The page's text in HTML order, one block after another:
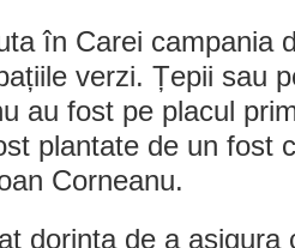
în Carei campania
verzi. Țepii sau
au fost pe placul
plantate de un fost
Corneanu.
dorința de a asigura